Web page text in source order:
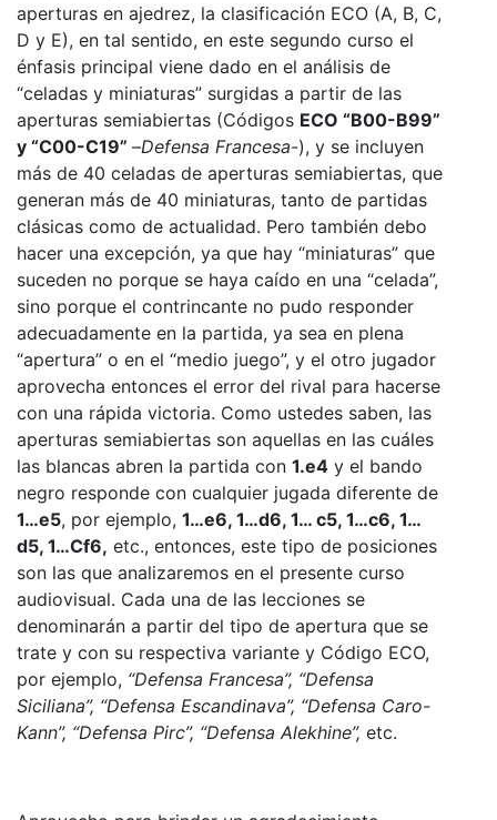
aperturas en ajedrez, la clasificación ECO (A, B, C,
D y E), en tal sentido, en este segundo curso el
énfasis principal viene dado en el análisis de
“celadas y miniaturas” surgidas a partir de las
aperturas semiabiertas (Códigos ECO “B00-B99”
y “C00-C19” –Defensa Francesa-), y se incluyen
más de 40 celadas de aperturas semiabiertas, que
generan más de 40 miniaturas, tanto de partidas
clásicas como de actualidad. Pero también debo
hacer una excepción, ya que hay “miniaturas” que
suceden no porque se haya caído en una “celada”,
sino porque el contrincante no pudo responder
adecuadamente en la partida, ya sea en plena
“apertura” o en el “medio juego”, y el otro jugador
aprovecha entonces el error del rival para hacerse
con una rápida victoria. Como ustedes saben, las
aperturas semiabiertas son aquellas en las cuáles
las blancas abren la partida con 1.e4 y el bando
negro responde con cualquier jugada diferente de
1…e5, por ejemplo, 1…e6, 1…d6, 1… c5, 1…c6, 1…
d5, 1…Cf6, etc., entonces, este tipo de posiciones
son las que analizaremos en el presente curso
audiovisual. Cada una de las lecciones se
denominarán a partir del tipo de apertura que se
trate y con su respectiva variante y Código ECO,
por ejemplo, “Defensa Francesa”, “Defensa
Siciliana”, “Defensa Escandinava”, “Defensa Caro-
Kann”, “Defensa Pirc”, “Defensa Alekhine”, etc.